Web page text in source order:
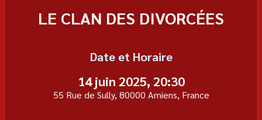
LE CLAN DES DIVORCÉES
Date et Horaire
14 juin 2025, 20:30
55 Rue de Sully, 80000 Amiens, France